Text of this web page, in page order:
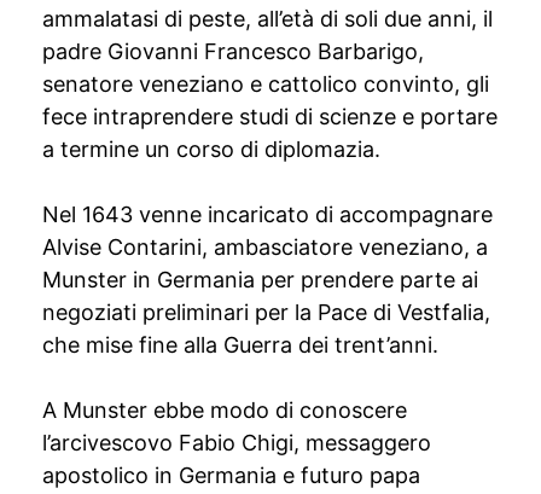
ammalatasi di peste, all’età di soli due anni, il
padre Giovanni Francesco Barbarigo,
senatore veneziano e cattolico convinto, gli
fece intraprendere studi di scienze e portare
a termine un corso di diplomazia.
Nel 1643 venne incaricato di accompagnare
Alvise Contarini, ambasciatore veneziano, a
Munster in Germania per prendere parte ai
negoziati preliminari per la Pace di Vestfalia,
che mise fine alla Guerra dei trent’anni.
A Munster ebbe modo di conoscere
l’arcivescovo Fabio Chigi, messaggero
apostolico in Germania e futuro papa